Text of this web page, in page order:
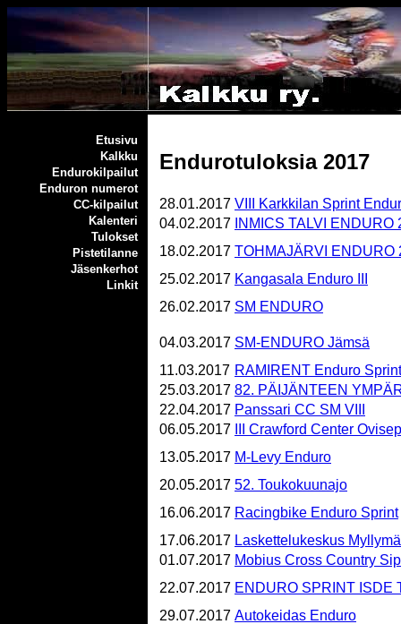
Etusivu
Kalkku
Endurokilpailut
Enduron numerot
CC-kilpailut
Kalenteri
Tulokset
Pistetilanne
Jäsenkerhot
Linkit
Endurotuloksia 2017
28.01.2017 VIII Karkkilan Sprint
04.02.2017 INMICS TALVI ENDURO
18.02.2017 TOHMAJÄRVI ENDURO
25.02.2017 Kangasala Enduro III
26.02.2017 SM ENDURO
04.03.2017 SM-ENDURO Jämsä
11.03.2017 RAMIRENT Enduro Sprint
25.03.2017 82. PÄIJÄNTEEN
22.04.2017 Panssari CC SM VIII
06.05.2017
III Crawford Center
13.05.2017 M-Levy Enduro
20.05.2017 52. Toukokuunajo
16.06.2017 Racingbike Enduro Sprint
17.06.2017 Laskettelukeskus
01.07.2017 Mobius Cross Country
22.07.2017 ENDURO SPRINT ISDE
29.07.2017 Autokeidas Enduro